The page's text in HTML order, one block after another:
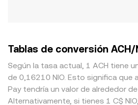
Tablas de conversión ACH/
Según la tasa actual, 1 ACH tiene
de 0,16210 NIO. Esto significa que
Pay tendría un valor de alrededor
Alternativamente, si tienes 1 C$